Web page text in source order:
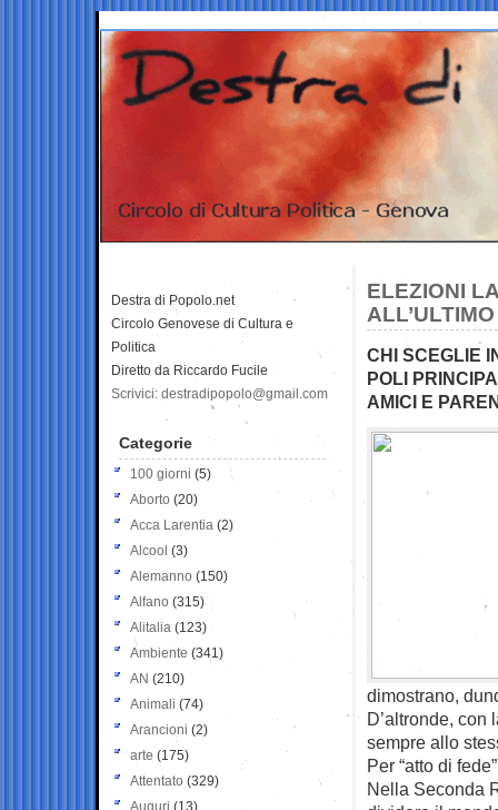
ELEZIONI
CHI SCEGLIE
POLI
AMICI E
dimostrano,
D’altronde, con
sempre allo
Per “atto di
Nella Seconda
Destra di Popolo.net
Circolo Genovese di Cultura e
Politica
Diretto da Riccardo Fucile
Scrivici: destradipopolo@gmail.com
Categorie
100 giorni (5)
Aborto (20)
Acca Larentia (2)
Alcool (3)
Alemanno (150)
Alfano (315)
Alitalia (123)
Ambiente (341)
AN (210)
Animali (74)
Arancioni (2)
arte (175)
Attentato (329)
Auguri (13)